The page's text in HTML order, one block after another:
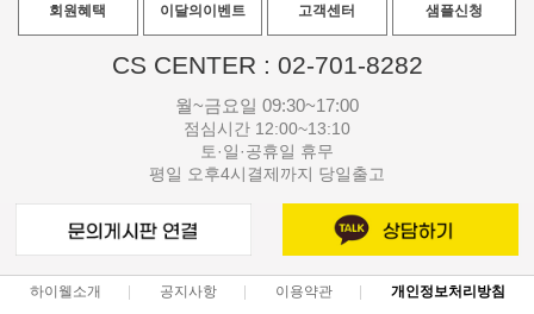
회원혜택 이달의이벤트 고객센터 샘플신청
CS CENTER : 02-701-8282
월~금요일 09:30~17:00
점심시간 12:00~13:10
토·일·공휴일 휴무
평일 오후4시결제까지 당일출고
하이웰소개 공지사항 이용약관 개인정보처리방침